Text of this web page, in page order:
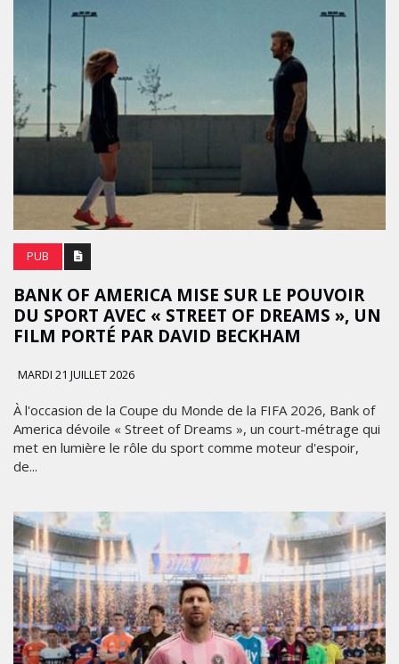
PUB
BANK OF AMERICA MISE SUR LE POUVOIR
DU SPORT AVEC « STREET OF DREAMS », UN
FILM PORTÉ PAR DAVID BECKHAM
MARDI 21 JUILLET 2026
À l'occasion de la Coupe du Monde de la FIFA 2026, Bank of
America dévoile « Street of Dreams », un court-métrage qui
met en lumière le rôle du sport comme moteur d'espoir,
de...